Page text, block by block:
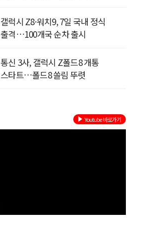
갤럭시 Z8·워치9, 7일 국내 정식
출격…100개국 순차 출시
통신 3사, 갤럭시 Z폴드8 개통
스타트…폴드8 쏠림 뚜렷
Youtube 바로가기